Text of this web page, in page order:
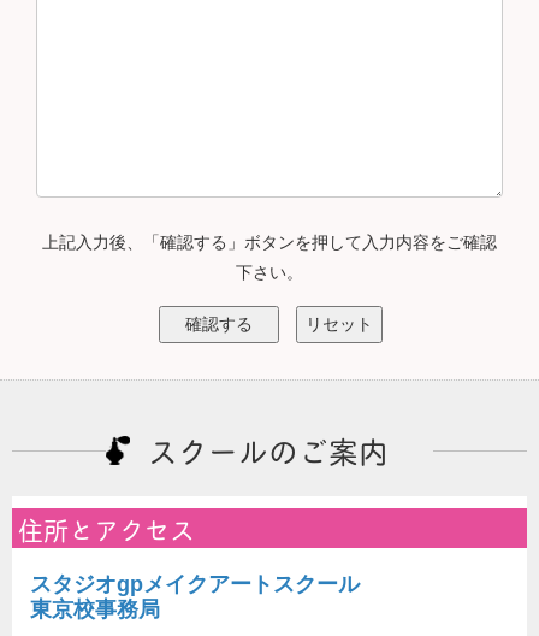
上記入力後、「確認する」ボタンを押して入力内容をご確認
下さい。
スクールのご案内
住所とアクセス
スタジオgpメイクアートスクール
東京校事務局